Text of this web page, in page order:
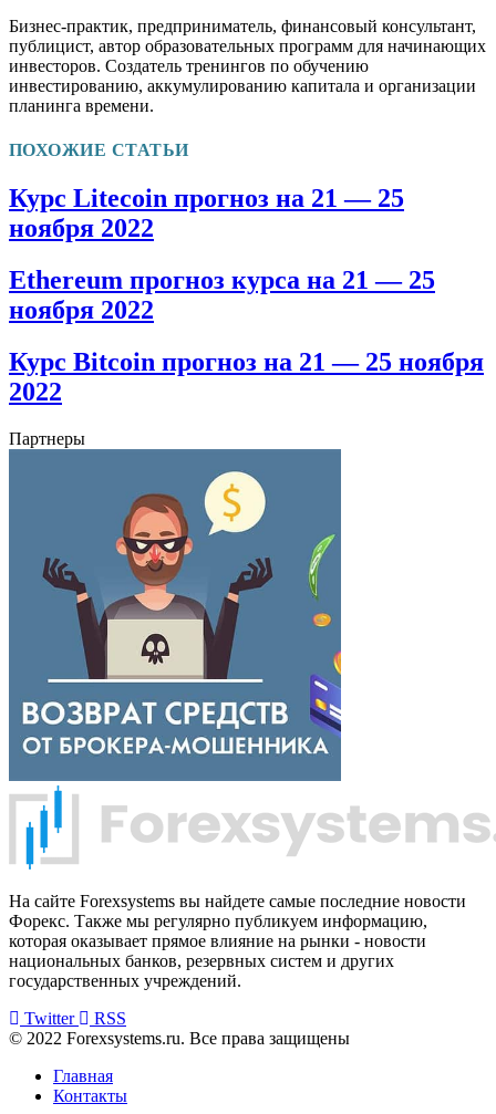
Бизнес-практик, предприниматель, финансовый консультант,
публицист, автор образовательных программ для начинающих
инвесторов. Создатель тренингов по обучению
инвестированию, аккумулированию капитала и организации
планинга времени.
ПОХОЖИЕ СТАТЬИ
Курс Litecoin прогноз на 21 — 25
ноября 2022
Ethereum прогноз курса на 21 — 25
ноября 2022
Курс Bitcoin прогноз на 21 — 25 ноября
2022
Партнеры
На сайте Forexsystems вы найдете самые последние новости
Форекс. Также мы регулярно публикуем информацию,
которая оказывает прямое влияние на рынки - новости
национальных банков, резервных систем и других
государственных учреждений.
Twitter
RSS
© 2022 Forexsystems.ru. Все права защищены
Главная
Контакты